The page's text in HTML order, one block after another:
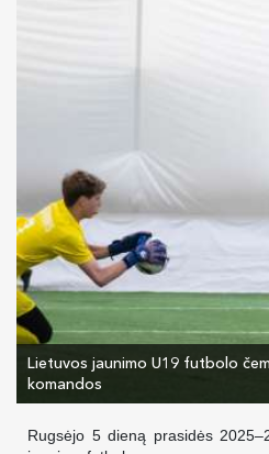
Lietuvos jaunimo U19 futbolo
komandos
Rugsėjo 5 dieną prasidės